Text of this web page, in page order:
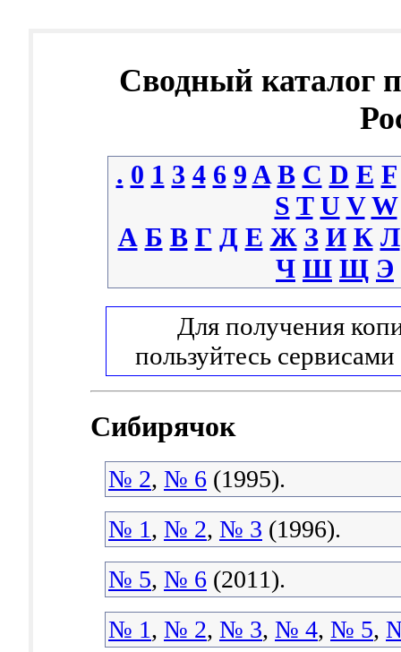
Сводный каталог
. 0 1 3 4 6 9 A B C D E F
S T U V W
А Б В Г Д Е Ж З И К Л
Ч Ш Щ Э
Для получения
пользуйтесь сервисами
Сибирячок
№ 2, № 6 (1995).
№ 1, № 2, № 3 (1996).
№ 5, № 6 (2011).
№ 1, № 2, № 3, № 4, № 5,